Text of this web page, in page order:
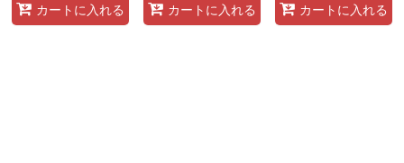
カートに入れる カートに入れる カートに入れる